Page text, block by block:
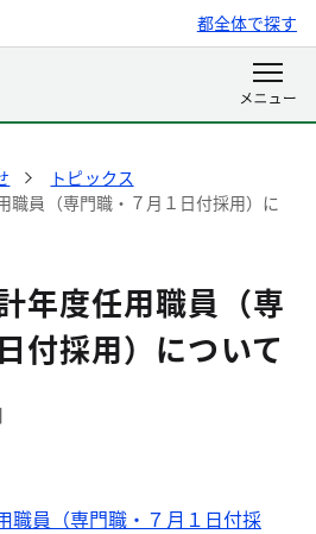
都全体で探す
トピックス
職員（専門職・７月１日付採用）に
年度任用職員（専
付採用）について
職員（専門職・７月１日付採